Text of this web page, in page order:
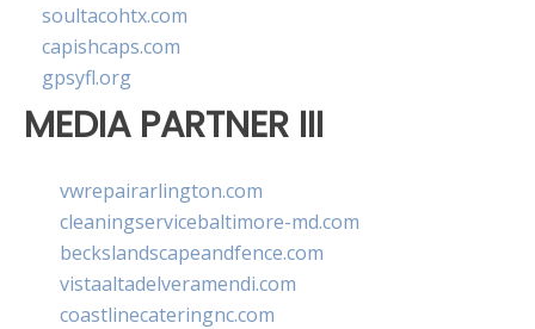
soultacohtx.com
capishcaps.com
gpsyfl.org
MEDIA PARTNER III
vwrepairarlington.com
cleaningservicebaltimore-md.com
beckslandscapeandfence.com
vistaaltadelveramendi.com
coastlinecateringnc.com